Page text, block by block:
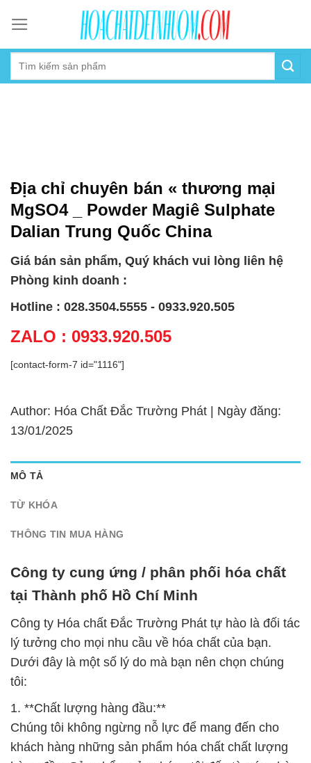
content
Địa chỉ chuyên bán « thương mại
MgSO4 _ Powder Magiê Sulphate
Dalian Trung Quốc China
Giá bán sản phẩm, Quý khách vui lòng liên hệ
Phòng kinh doanh :
Hotline : 028.3504.5555 - 0933.920.505
ZALO : 0933.920.505
[contact-form-7 id="1116"]
Author: Hóa Chất Đắc Trường Phát | Ngày đăng:
13/01/2025
MÔ TẢ
TỪ KHÓA
THÔNG TIN MUA HÀNG
Công ty cung ứng / phân phối hóa chất
tại Thành phố Hồ Chí Minh
Công ty Hóa chất Đắc Trường Phát tự hào là đối tác
lý tưởng cho mọi nhu cầu về hóa chất của bạn.
Dưới đây là một số lý do mà bạn nên chọn chúng
tôi:
1. **Chất lượng hàng đầu:**
Chúng tôi không ngừng nỗ lực để mang đến cho
khách hàng những sản phẩm hóa chất chất lượng